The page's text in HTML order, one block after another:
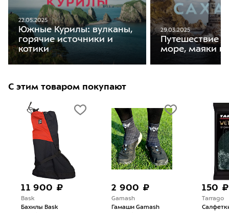
22.05.2025
Южные Курилы: вулканы,
горячие источники и
котики
29.03.2025
Путешествие
море, маяки и
С этим товаром покупают
11 900 ₽
Bask
Бахилы Bask
2 900 ₽
Gamash
Гамаши Gamash
150 ₽
Tarrago